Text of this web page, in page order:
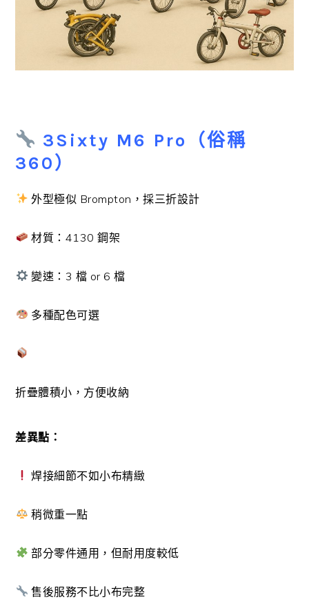
3Sixty M6 Pro（俗稱
360）
外型極似 Brompton，採三折設計
材質：4130 鋼架
變速：3 檔 or 6 檔
多種配色可選
折疊體積小，方便收納
差異點：
焊接細節不如小布精緻
稍微重一點
部分零件通用，但耐用度較低
售後服務不比小布完整